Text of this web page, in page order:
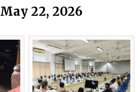
May 22, 2026